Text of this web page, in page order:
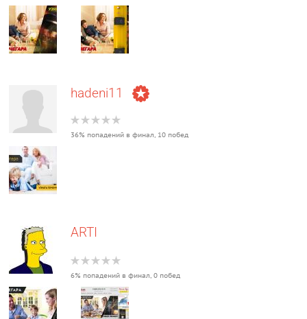
hadeni11
36% попадений в финал, 10 побед
ARTI
6% попадений в финал, 0 побед